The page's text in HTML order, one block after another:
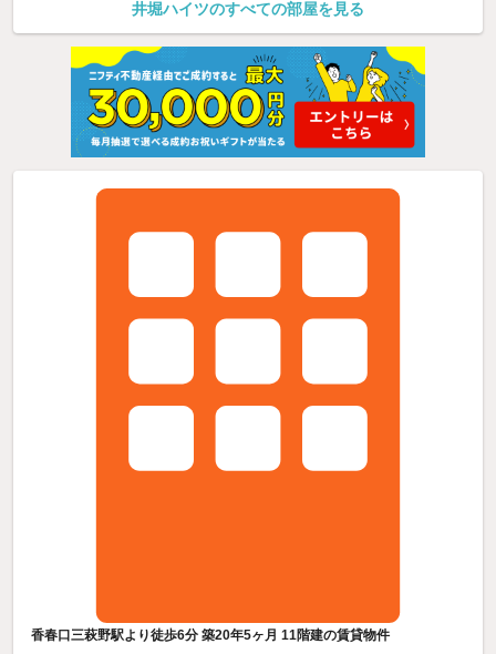
井堀ハイツのすべての部屋を見る
香春口三萩野駅より徒歩6分 築20年5ヶ月 11階建の賃貸物件